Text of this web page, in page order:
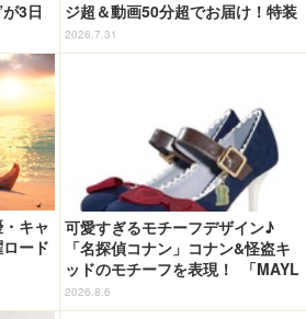
3日
ジ超＆動画50分超でお届け！特装
合本版のデジタル写真集が登場
2026.7.31
・キャ
ード
可愛すぎるモチーフデザイン♪
「名探偵コナン」コナン&怪盗キ
ッドのモチーフを表現！ 「MAYL
A」パンプスがセール実施中【3
0％オフセール】
2026.8.6